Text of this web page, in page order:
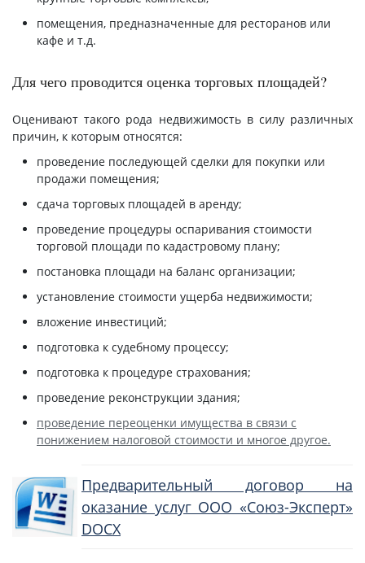
помещения, предназначенные для ресторанов или
кафе и т.д.
Для чего проводится оценка торговых площадей?
Оценивают такого рода недвижимость в силу различных
причин, к которым относятся:
проведение последующей сделки для покупки или
продажи помещения;
сдача торговых площадей в аренду;
проведение процедуры оспаривания стоимости
торговой площади по кадастровому плану;
постановка площади на баланс организации;
установление стоимости ущерба недвижимости;
вложение инвестиций;
подготовка к судебному процессу;
подготовка к процедуре страхования;
проведение реконструкции здания;
проведение переоценки имущества в связи с
понижением налоговой стоимости и многое другое.
Предварительный договор на
оказание услуг ООО «Союз-Эксперт»
DOCX